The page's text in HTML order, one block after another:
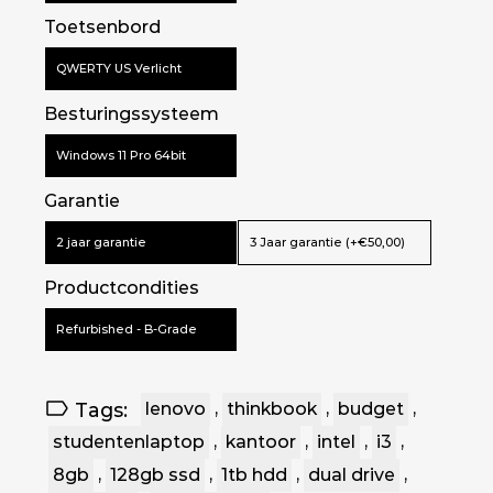
2e Opslagruimte
Schermgrootte
Scherm Res
Toetsenbord
QWERTY US Verlicht
Besturingssysteem
Windows 11 Pro 64bit
Garantie
2 jaar garantie 3 Jaar garantie (+€50,00)
Productcondities
Refurbished - B-Grade
Tags: lenovo , thinkbook , budget ,
studentenlaptop , kantoor , intel , i3 ,
8gb , 128gb ssd , 1tb hdd , dual drive ,